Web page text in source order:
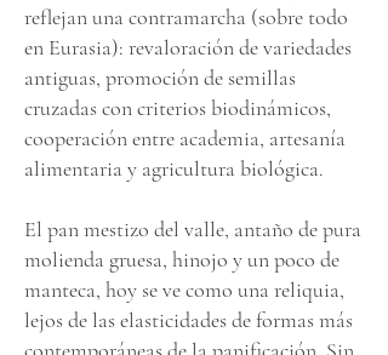
reflejan una contramarcha (sobre todo
en Eurasia): revaloración de variedades
antiguas, promoción de semillas
cruzadas con criterios biodinámicos,
cooperación entre academia, artesanía
alimentaria y agricultura biológica.
El pan mestizo del valle, antaño de pura
molienda gruesa, hinojo y un poco de
manteca, hoy se ve como una reliquia,
lejos de las elasticidades de formas más